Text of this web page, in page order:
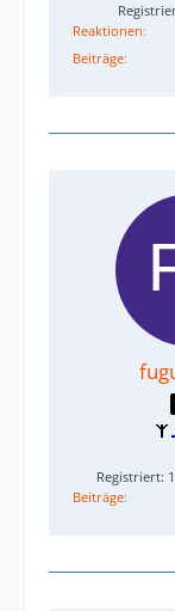
Reaktionen
Beiträge
Registriert:
Beiträge